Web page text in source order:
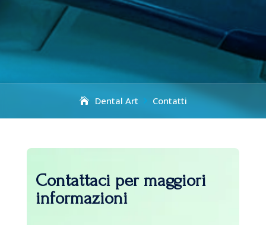
Dental Art  Contatti
Contattaci per maggiori
informazioni